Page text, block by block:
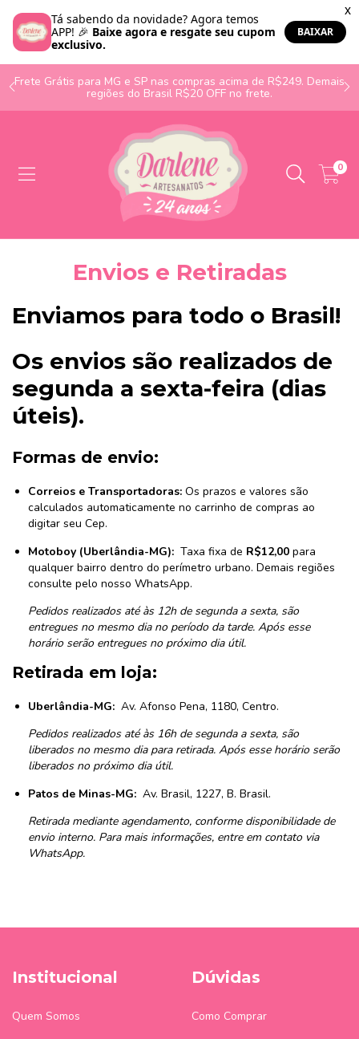
Frete Grátis para MG e SP nas compras acima de R$249. Demais
regiões do Brasil R$20 OFF no frete.
0
Envios e Retiradas
Enviamos para todo o Brasil!
Os envios são realizados de
segunda a sexta-feira (dias
úteis).
Formas de envio:
Correios e Transportadoras: Os prazos e valores são
calculados automaticamente no carrinho de compras ao
digitar seu Cep.
Motoboy (Uberlândia-MG): Taxa fixa de R$12,00 para
qualquer bairro dentro do perímetro urbano. Demais regiões
consulte pelo nosso WhatsApp.
Pedidos realizados até às 12h de segunda a sexta, são
entregues no mesmo dia no período da tarde. Após esse
horário serão entregues no próximo dia útil.
Retirada em loja:
Uberlândia-MG: Av. Afonso Pena, 1180, Centro.
Pedidos realizados até às 16h de segunda a sexta, são
liberados no mesmo dia para retirada. Após esse horário serão
liberados no próximo dia útil.
Patos de Minas-MG: Av. Brasil, 1227, B. Brasil.
Retirada mediante agendamento, conforme disponibilidade de
envio interno. Para mais informações, entre em contato via
WhatsApp.
Institucional
Quem Somos
Dúvidas
Como Comprar